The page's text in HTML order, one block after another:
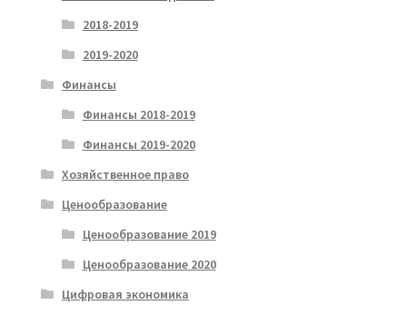
2018-2019
2019-2020
Финансы
Финансы 2018-2019
Финансы 2019-2020
Хозяйственное право
Ценообразование
Ценообразование 2019
Ценообразование 2020
Цифровая экономика